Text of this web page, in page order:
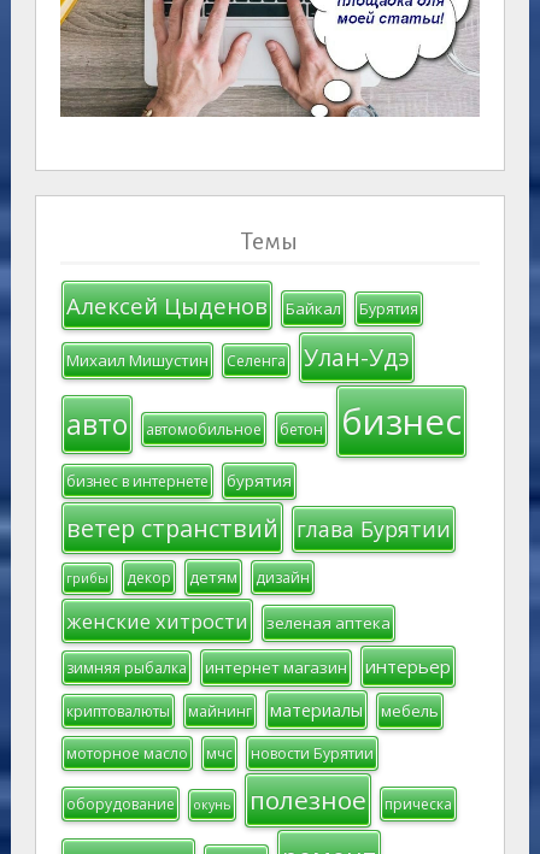
Темы
Алексей Цыденов Байкал Бурятия
Михаил Мишустин Селенга Улан-Удэ
авто автомобильное бетон бизнес
бизнес в интернете бурятия
ветер странствий глава Бурятии
грибы декор детям дизайн
женские хитрости зеленая аптека
зимняя рыбалка интернет магазин интерьер
криптовалюты майнинг материалы мебель
моторное масло мчс новости Бурятии
оборудование окунь полезное прическа